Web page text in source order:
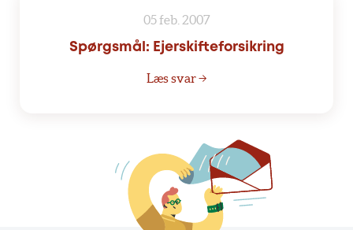
05 feb. 2007
Spørgsmål: Ejerskifteforsikring
Læs svar →